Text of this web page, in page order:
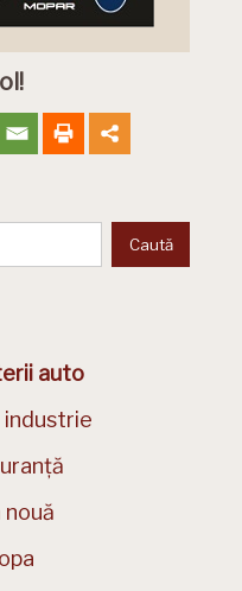
auto
industrie
nouă